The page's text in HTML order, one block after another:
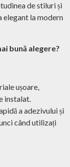
de stiluri și
elegant la modern
bună alegere?
ușoare,
instalat.
a adezivului și
când utilizați